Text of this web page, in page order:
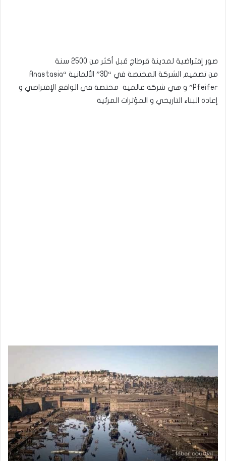
‏صور إفتراضية لمدينة قرطاج قبل أكثر من 2500 سنة
من تصميم الشركة المختصة في “3D” الألمانية “Anastasia
Pfeifer” و هي شركة عالمية مختصة في الواقع الإفتراضي و
إعادة البناء التاريخي و المؤثرات المرئية